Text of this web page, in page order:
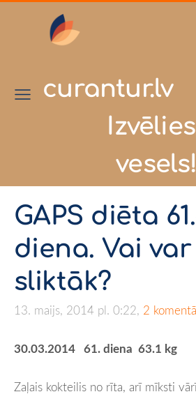
vesels!
GAPS diēta
diena. Vai
sliktāk?
13. maijs, 2014 pl. 0:22, 2
30.03.2014 61. diena 63.1 kg
Zaļais kokteilis no rīta, arī mīksti